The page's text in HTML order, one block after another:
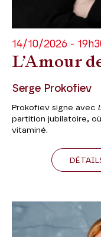
L’Amour
14/10/2026 -
Serge Prokofiev
Prokofiev signe avec
partition jubilatoire,
vitaminé.